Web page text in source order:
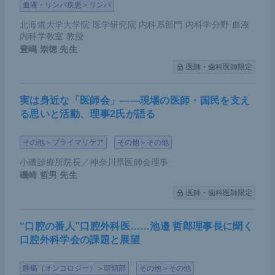
血液・リンパ疾患＞リンパ
北海道大学大学院 医学研究院 内科系部門 内科学分野 血液
内科学教室 教授
豊嶋 崇徳 先生
医師・歯科医師限定
実は身近な「医師会」――現場の医師・国民を支え
る思いと活動、理事2氏が語る
その他＞プライマリケア その他＞その他
小磯診療所院長／神奈川県医師会理事
磯崎 哲男 先生
医師・歯科医師限定
“口腔の番人”口腔外科医……池邉 哲郎理事長に聞く
口腔外科学会の課題と展望
腫瘍（オンコロジー）＞頭頸部 その他＞その他